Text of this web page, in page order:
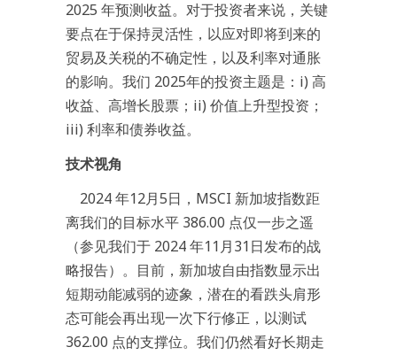
2025 年预测收益。对于投资者来说，关键
要点在于保持灵活性，以应对即将到来的
贸易及关税的不确定性，以及利率对通胀
的影响。我们 2025年的投资主题是：i) 高
收益、高增长股票；ii) 价值上升型投资；
iii) 利率和债券收益。
技术视角
2024 年12月5日，MSCI 新加坡指数距
离我们的目标水平 386.00 点仅一步之遥
（参见我们于 2024 年11月31日发布的战
略报告）。目前，新加坡自由指数显示出
短期动能减弱的迹象，潜在的看跌头肩形
态可能会再出现一次下行修正，以测试
362.00 点的支撑位。我们仍然看好长期走